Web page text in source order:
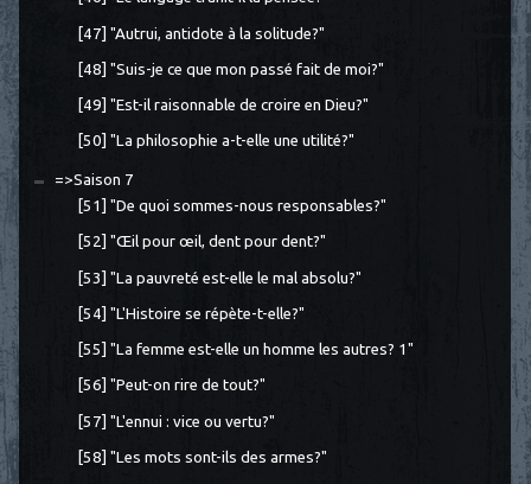
[47] "Autrui, antidote à la solitude?"
[48] "Suis-je ce que mon passé fait de moi?"
[49] "Est-il raisonnable de croire en Dieu?"
[50] "La philosophie a-t-elle une utilité?"
=>Saison 7
[51] "De quoi sommes-nous responsables?"
[52] "Œil pour œil, dent pour dent?"
[53] "La pauvreté est-elle le mal absolu?"
[54] "L'Histoire se répète-t-elle?"
[55] "La femme est-elle un homme les autres? 1"
[56] "Peut-on rire de tout?"
[57] "L'ennui : vice ou vertu?"
[58] "Les mots sont-ils des armes?"